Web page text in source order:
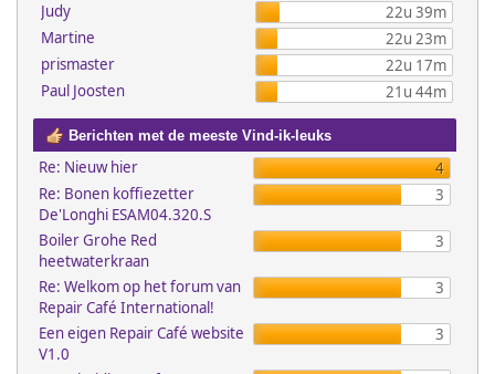
Judy
22u 39m
Martine
22u 23m
prismaster
22u 17m
Paul Joosten
21u 44m
Berichten met de meeste Vind-ik-leuks
Re: Nieuw hier
4
Re: Bonen koffiezetter
De'Longhi ESAM04.320.S
3
Boiler Grohe Red
heetwaterkraan
3
Re: Welkom op het forum van
Repair Café International!
3
Een eigen Repair Café website
V1.0
3